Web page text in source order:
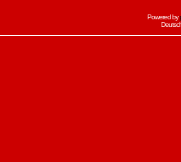
Powered by